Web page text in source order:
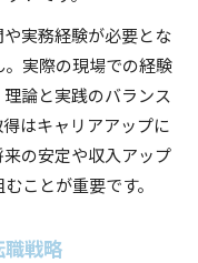
実務経験が必要とな
実際の現場での経験
論と実践のバランス
はキャリアアップに
の安定や収入アップ
ことが重要です。
戦略